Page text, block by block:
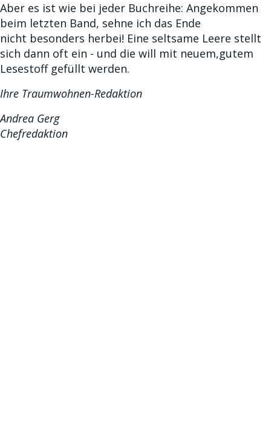
Aber es ist wie bei jeder Buchreihe: Angekommen
beim letzten Band, sehne ich das Ende
nicht besonders herbei! Eine seltsame Leere stellt
sich dann oft ein - und die will mit neuem,gutem
Lesestoff gefüllt werden.
Ihre Traumwohnen-Redaktion
Andrea Gerg
Chefredaktion